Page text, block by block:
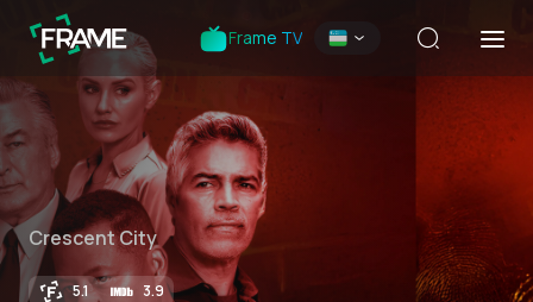
Frame TV
Crescent City
5.1 3.9